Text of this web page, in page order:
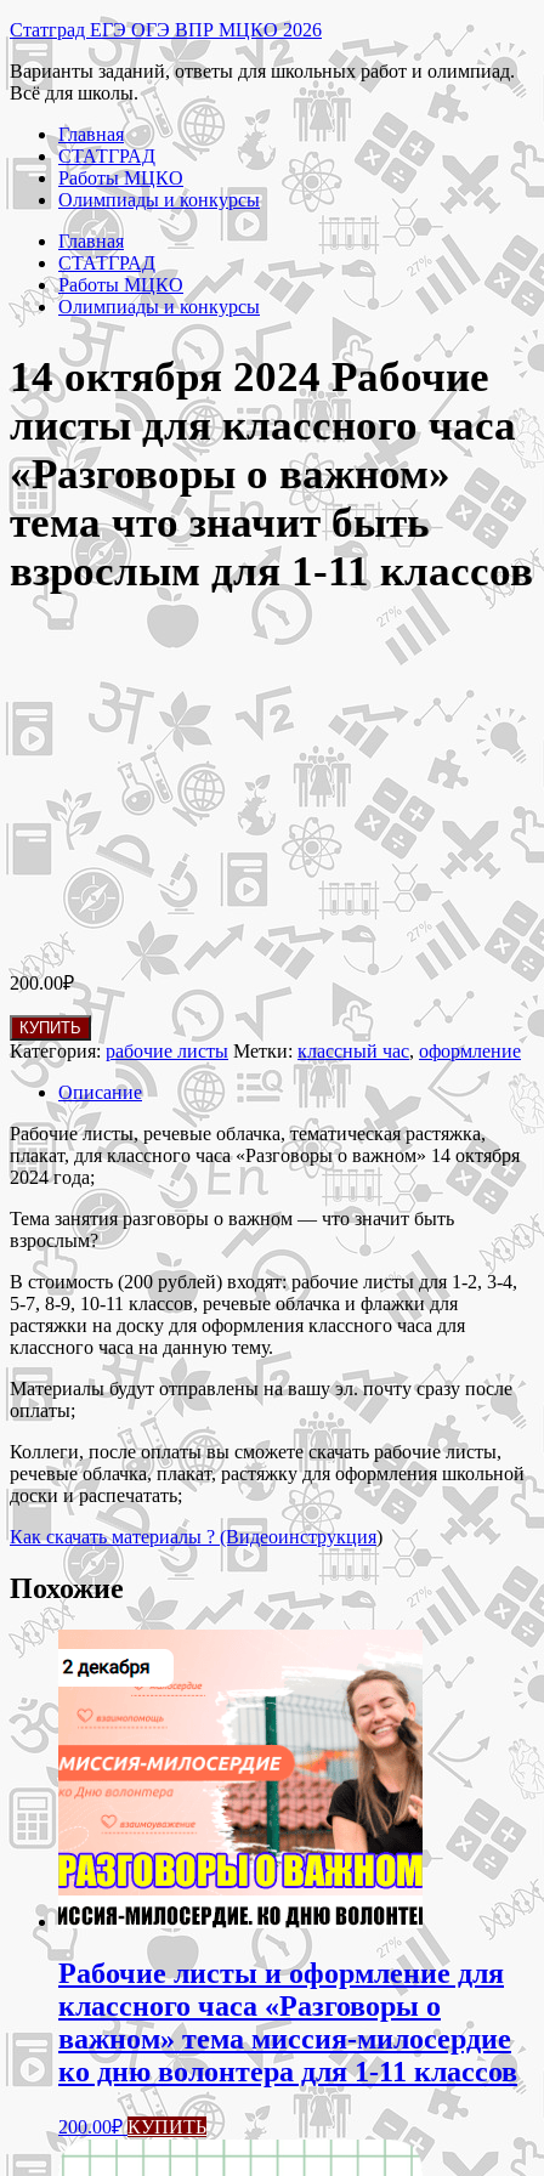
Перейти
к
содержимому
Статград ЕГЭ ОГЭ ВПР МЦКО 2026
Варианты заданий, ответы для школьных работ и олимпиад.
Всё для школы.
Главная
СТАТГРАД
Работы МЦКО
Олимпиады и конкурсы
Главная
СТАТГРАД
Работы МЦКО
Олимпиады и конкурсы
14 октября 2024 Рабочие
листы для классного часа
«Разговоры о важном»
тема что значит быть
взрослым для 1-11 классов
200.00₽
Количество
товара
14
октября
2024
Рабочие
листы
для
классного
часа
«Разговоры
важном»
тема
что
значит
быть
взрослым
для
11
классов
КУПИТЬ
Категория:рабочие листы Метки: классный час, оформление
Описание
Рабочие листы, речевые облачка, тематическая растяжка,
плакат, для классного часа «Разговоры о важном» 14 октября
2024 года;
Тема занятия разговоры о важном — что значит быть
взрослым?
В стоимость (200 рублей) входят: рабочие листы для 1-2, 3-4,
5-7, 8-9, 10-11 классов, речевые облачка и флажки для
растяжки на доску для оформления классного часа для
классного часа на данную тему.
Материалы будут отправлены на вашу эл. почту сразу после
оплаты;
Коллеги, после оплаты вы сможете скачать рабочие листы,
речевые облачка, плакат, растяжку для оформления школьной
доски и распечатать;
Как скачать материалы ? (Видеоинструкция)
Похожие
Рабочие листы и оформление для
классного часа «Разговоры о
важном» тема миссия-милосердие
ко дню волонтера для 1-11 классов
200.00₽ КУПИТЬ